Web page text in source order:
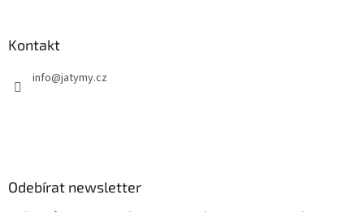
Kontakt
info@jatymy.cz
Odebírat newsletter